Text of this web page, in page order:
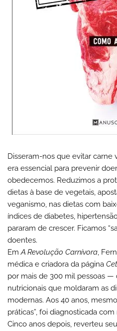
Disseram-nos que evitar
era essencial para prevenir
obedecemos. Reduzimos a
dietas à base de vegetais,
veganismo, nas dietas com
índices de diabetes,
pararam de crescer. Ficamos
doentes.
EmA Revolução Carnívora,
médica e criadora da página
por mais de 300 mil pessoas —
nutricionais que moldaram as
modernas. Aos 40 anos,
práticas”, foi diagnosticada
Cinco anos depois, reverteu